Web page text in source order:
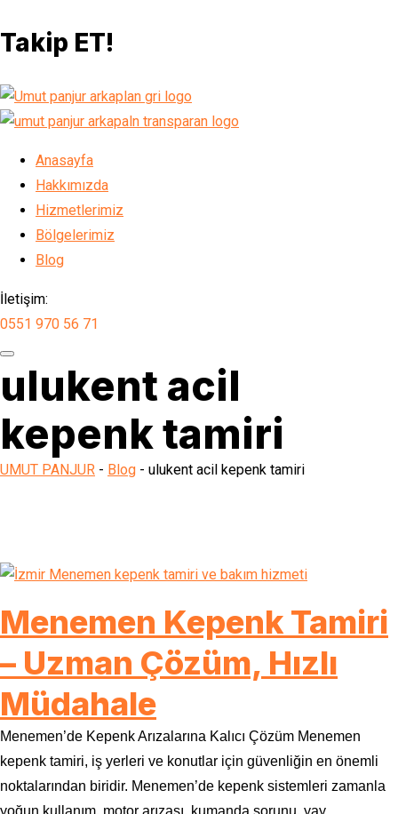
Takip ET!
Anasayfa
Hakkımızda
Hizmetlerimiz
Bölgelerimiz
Blog
İletişim:
0551 970 56 71
ulukent acil
kepenk tamiri
UMUT PANJUR - Blog - ulukent acil kepenk tamiri
Menemen Kepenk Tamiri
– Uzman Çözüm, Hızlı
Müdahale
Menemen’de Kepenk Arızalarına Kalıcı Çözüm Menemen
kepenk tamiri, iş yerleri ve konutlar için güvenliğin en önemli
noktalarından biridir. Menemen’de kepenk sistemleri zamanla
yoğun kullanım, motor arızası, kumanda sorunu, yay